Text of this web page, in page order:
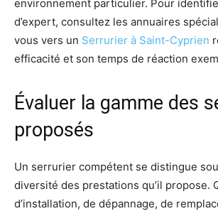
environnement particulier. Pour
d’expert, consultez les annuaires
vous vers un Serrurier à Saint-Cyprien
efficacité et son temps de réaction
Évaluer la gamme des
proposés
Un serrurier compétent se distingue
diversité des prestations qu’il propose.
d’installation, de dépannage, de